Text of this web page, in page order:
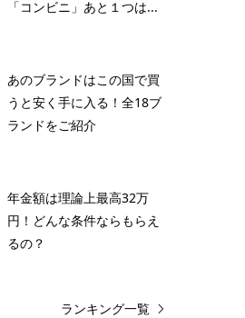
「コンビニ」あと１つは...
あのブランドはこの国で買
うと安く手に入る！全18ブ
ランドをご紹介
年金額は理論上最高32万
円！どんな条件ならもらえ
るの？
ランキング一覧